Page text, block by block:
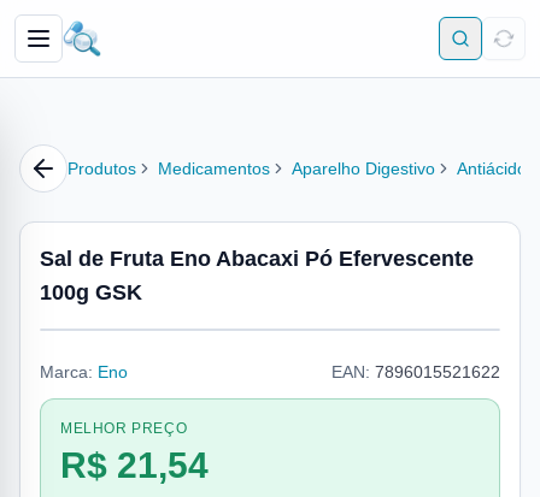
Produtos Medicamentos Aparelho Digestivo Antiácido
Sal de Fruta Eno Abacaxi Pó Efervescente
100g GSK
Marca: Eno EAN: 7896015521622
MELHOR PREÇO
R$ 21,54